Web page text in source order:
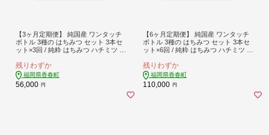
【3ヶ月定期便】 純国産 ワンタッチ
ボトル 3種の はちみつ セット 3本セ
ット×3回 / 純粋 はちみつ ハチミツ 蜂
残りわずか
福岡県香春町
56,000 円
【6ヶ月定期便】 純国産 ワンタッチ
ボトル 3種の はちみつ セット 3本セ
ット×6回 / 純粋 はちみつ ハチミツ 蜂
残りわずか
福岡県香春町
110,000 円